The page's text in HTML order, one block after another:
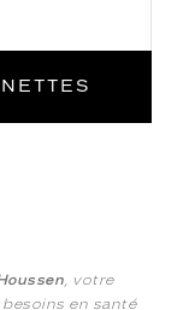
, votre
en santé